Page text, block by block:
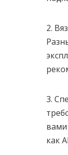
2.
3.
вами
как